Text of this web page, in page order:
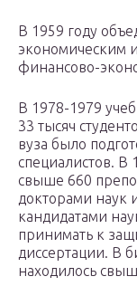
В 1959 году
экономическим
финансово-
В 1978-1979
33 тысяч
вуза было
специалистов. В
свыше 660
докторами наук
кандидатами
принимать к
диссертации. В
находилось